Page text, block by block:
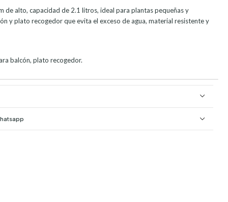
de alto, capacidad de 2.1 litros, ideal para plantas pequeñas y
y plato recogedor que evita el exceso de agua, material resistente y
balcón, plato recogedor.